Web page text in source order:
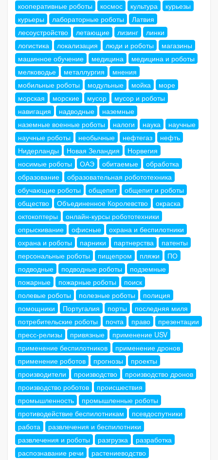
кооперативные роботы
космос культура
курьезы
курьеры
лабораторные роботы
Латвия
лесоустройство
летающие лизинг
линки
логистика
локализация люди и роботы
магазины
машинное обучение
медицина
медицина и роботы
мелководье
металлургия
мнения
мобильные роботы
модульные мойка
море
морская
морские мусор
мусор и роботы
навигация
надводные
наземные
наземные военные роботы
налоги наука
научные
научные роботы
необычные нефтегаз
нефть
Нидерланды
Новая Зеландия
Норвегия
носимые роботы
ОАЭ обитаемые
обработка
образование
образовательная робототехника
обучающие роботы
общепит
общепит и роботы
общество
Объединенное Королевство
окраска
октокоптеры
онлайн-курсы робототехники
опрыскивание
офисные
охрана и беспилотники
охрана и роботы
парники партнерства
патенты
персональные роботы
пищепром пляжи
ПО
подводные
подводные роботы
подземные
пожарные
пожарные роботы
поиск
полевые роботы
полезные роботы
полиция
помощники
Португалия порты
последняя миля
потребительские роботы
почта право
презентации
пресс-релизы
привязные
применение USV
применение беспилотников
применение дронов
применение роботов
прогнозы
проекты
производители
производство
производство дронов
производство роботов
происшествия
промышленность
промышленные роботы
противодействие беспилотникам
псевдоспутники
работа
развлечения и беспилотники
развлечения и роботы
разгрузка
разработка
распознавание речи
растениеводство